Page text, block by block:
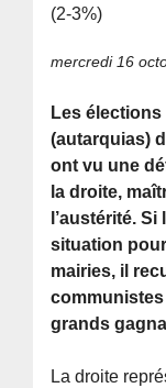
(2-3%)
mercredi 16
Les
(autarquias)
ont vu une
la droite,
l’austérité.
situation
mairies, il
grands
La droite